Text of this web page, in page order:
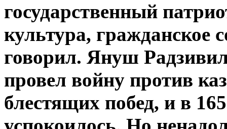
государственный
культура, гражданское
говорил. Януш
провел войну против
блестящих побед, и в